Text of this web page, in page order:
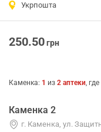
Укрпошта
250.50грн
Каменка: 1 из 2 аптеки, где
Каменка 2
г. Каменка, ул.